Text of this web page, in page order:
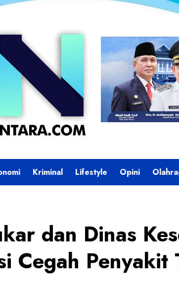
Kriminal Lifestyle Opini
dan Dinas
Cegah Penyakit